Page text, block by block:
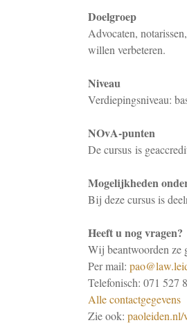
Doelgroep
Advocaten,
willen verbeteren.
Niveau
Verdiepingsniveau:
NOvA-punten
De cursus is
Mogelijkheden
Bij deze cursus is
Heeft u nog vragen?
Wij beantwoorden ze
Per mail:
Telefonisch: 071 527
Alle contactgegevens
Zie ook: paoleiden.nl/